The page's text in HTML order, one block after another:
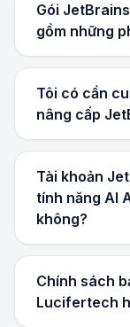
Gói
gồm những
Tôi có cần
nâng cấp
Tài khoản
tính năng AI
không?
Chính sách
Lucifertech